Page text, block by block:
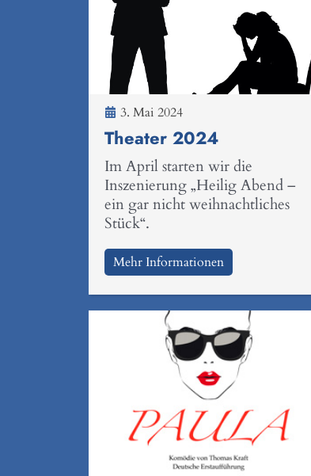
3. Mai 2024
Theater 2024
Im April starten wir die
Inszenierung „Heilig Abend –
ein gar nicht weihnachtliches
Stück“.
Mehr Informationen